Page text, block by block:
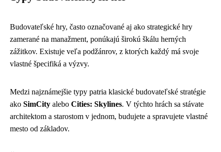
Budovateľské hry, často označované aj ako strategické hry
zamerané na manažment, ponúkajú širokú škálu herných
zážitkov. Existuje veľa podžánrov, z ktorých každý má svoje
vlastné špecifiká a výzvy.
Medzi najznámejšie typy patria klasické budovateľské stratégie
ako SimCity alebo Cities: Skylines. V týchto hrách sa stávate
architektom a starostom v jednom, budujete a spravujete vlastné
mesto od základov.